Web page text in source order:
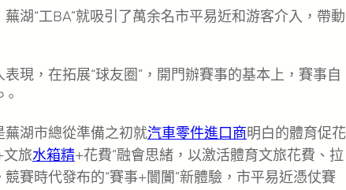
湖“工BA”就吸引了萬余名市平易近和游客介入，帶動
現，在拓展“球友圈”，開門辦賽事的基本上，賽事自
湖市總從準備之初就汽車零件進口商明白的體育促花
文旅水箱精+花費”融會思緒，以激活體育文旅花費、拉
賽時代發布的“賽事+闤闠”新體驗，市平易近憑仗賽